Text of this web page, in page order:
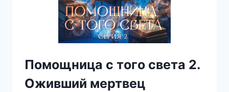
Помощница с того света 2.
Оживший мертвец